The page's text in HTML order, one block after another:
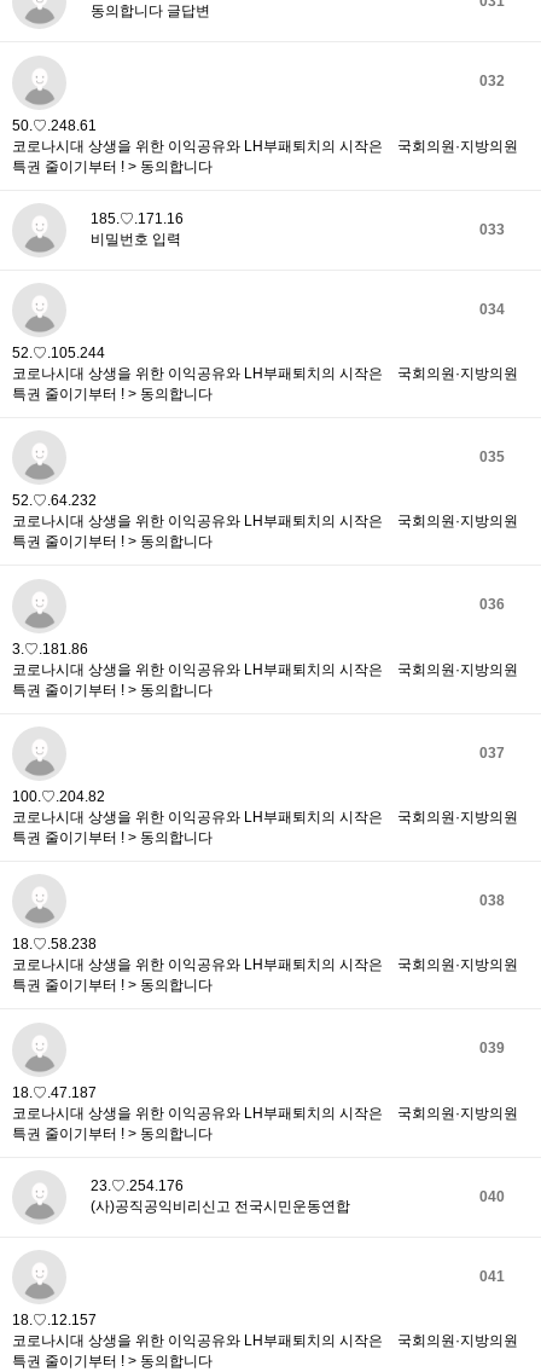
동의합니다 글답변
032
50.♡.248.61
코로나시대 상생을 위한 이익공유와 LH부패퇴치의 시작은 국회의원·지방의원
특권 줄이기부터 ! > 동의합니다
033
185.♡.171.16
비밀번호 입력
034
52.♡.105.244
코로나시대 상생을 위한 이익공유와 LH부패퇴치의 시작은 국회의원·지방의원
특권 줄이기부터 ! > 동의합니다
035
52.♡.64.232
코로나시대 상생을 위한 이익공유와 LH부패퇴치의 시작은 국회의원·지방의원
특권 줄이기부터 ! > 동의합니다
036
3.♡.181.86
코로나시대 상생을 위한 이익공유와 LH부패퇴치의 시작은 국회의원·지방의원
특권 줄이기부터 ! > 동의합니다
037
100.♡.204.82
코로나시대 상생을 위한 이익공유와 LH부패퇴치의 시작은 국회의원·지방의원
특권 줄이기부터 ! > 동의합니다
038
18.♡.58.238
코로나시대 상생을 위한 이익공유와 LH부패퇴치의 시작은 국회의원·지방의원
특권 줄이기부터 ! > 동의합니다
039
18.♡.47.187
코로나시대 상생을 위한 이익공유와 LH부패퇴치의 시작은 국회의원·지방의원
특권 줄이기부터 ! > 동의합니다
040
23.♡.254.176
(사)공직공익비리신고 전국시민운동연합
041
18.♡.12.157
코로나시대 상생을 위한 이익공유와 LH부패퇴치의 시작은 국회의원·지방의원
특권 줄이기부터 ! > 동의합니다